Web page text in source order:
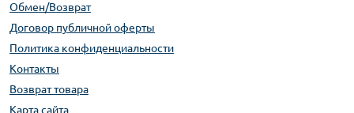
Обмен/Возврат
Договор публичной оферты
Политика конфиденциальности
Контакты
Возврат товара
Карта сайта